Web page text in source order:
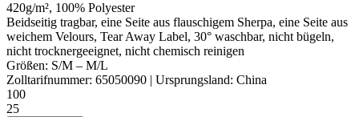
420g/m², 100% Polyester
Beidseitig tragbar, eine Seite aus flauschigem Sherpa, eine Seite aus
weichem Velours, Tear Away Label, 30° waschbar, nicht bügeln,
nicht trocknergeeignet, nicht chemisch reinigen
Größen: S/M – M/L
Zolltarifnummer: 65050090 | Ursprungsland: China
100
25